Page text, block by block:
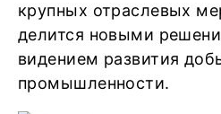
крупных отраслевых
делится новыми
видением развития
промышленности.